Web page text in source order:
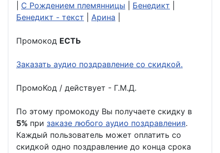
С Рождением племянницы Бенедикт
Бенедикт - текст
Арина
Промокод ЕСТЬ
Заказать аудио поздравление со скидкой.
ПромоКод / действует - Г.М.Д.
По этому промокоду Вы получаете скидку в
5% при заказе любого аудио поздравления.
Каждый пользователь может оплатить со
скидкой одно поздравление до конца срока